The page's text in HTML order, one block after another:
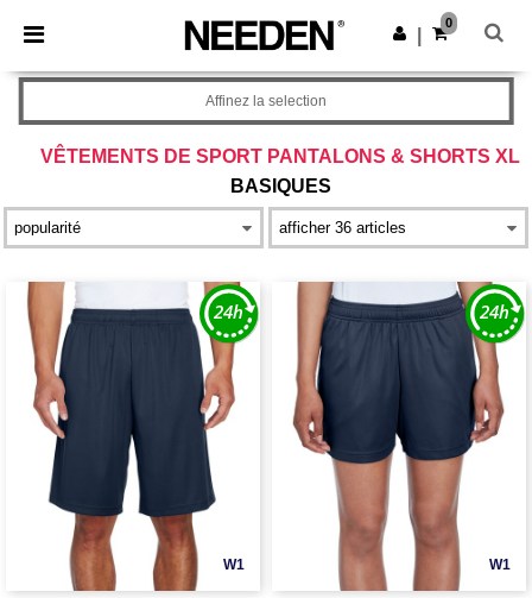
× Appli Needen
Meilleurs prix sur l’app !
Obtenir l'appli
0
VÊTEMENTS DE SPORT PANTALONS & SHORTS XL
BASIQUES
Affinez la selection
W1 W1